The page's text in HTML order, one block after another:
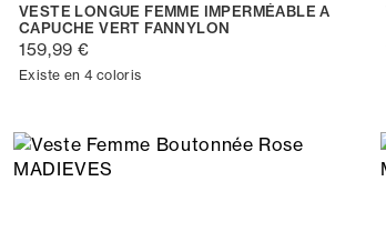
VESTE LONGUE FEMME IMPERMÉABLE A
CAPUCHE VERT FANNYLON
159,99 €
Existe en 4 coloris